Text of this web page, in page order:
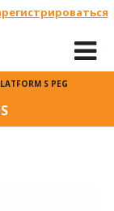
S PEG